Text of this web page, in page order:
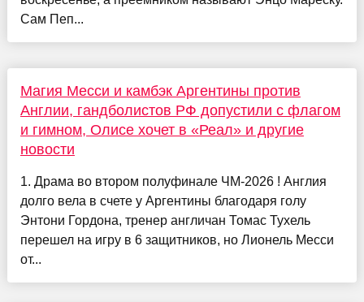
Сам Пеп...
Магия Месси и камбэк Аргентины против
Англии, гандболистов РФ допустили с флагом
и гимном, Олисе хочет в «Реал» и другие
новости
1. Драма во втором полуфинале ЧМ-2026 ! Англия
долго вела в счете у Аргентины благодаря голу
Энтони Гордона, тренер англичан Томас Тухель
перешел на игру в 6 защитников, но Лионель Месси
от...